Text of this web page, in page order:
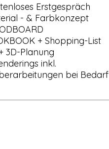
Erstgespräch
- & Farbkonzept
+ Shopping-List
3D-Planung
inkl.
bei Bedarf